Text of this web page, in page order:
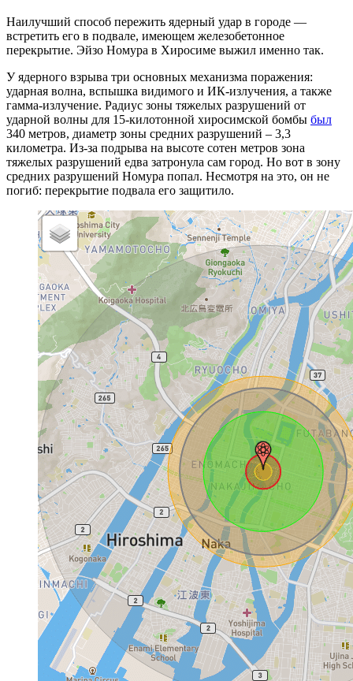
Наилучший способ пережить ядерный удар в городе —
встретить его в подвале, имеющем железобетонное
перекрытие. Эйзо Номура в Хиросиме выжил именно так.
У ядерного взрыва три основных механизма поражения:
ударная волна, вспышка видимого и ИК-излучения, а также
гамма-излучение. Радиус зоны тяжелых разрушений от
ударной волны для 15-килотонной хиросимской бомбы был
340 метров, диаметр зоны средних разрушений – 3,3
километра. Из-за подрыва на высоте сотен метров зона
тяжелых разрушений едва затронула сам город. Но вот в зону
средних разрушений Номура попал. Несмотря на это, он не
погиб: перекрытие подвала его защитило.